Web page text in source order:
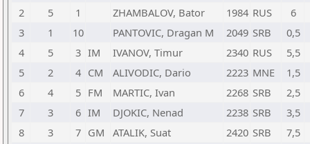
2
5 1 ZHAMBALOV, Bator 1984 RUS
6
3
1 10 PANTOVIC, Dragan M 2049 SRB
0,5
4
5 3 IM IVANOV, Timur 2340 RUS
5,5
5
2 4 CM ALIVODIC, Dario 2223 MNE
1,5
6
4 5 FM MARTIC, Ivan 2268 SRB
2,5
7
3 6 IM DJOKIC, Nenad 2238 SRB
3,5
8
3 7 GM ATALIK, Suat 2420 SRB
7,5